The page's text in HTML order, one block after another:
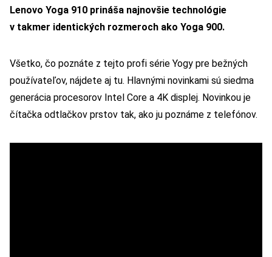
Lenovo Yoga 910 prináša najnovšie technológie
v takmer identických rozmeroch ako Yoga 900.
Všetko, čo poznáte z tejto profi série Yogy pre bežných
používateľov, nájdete aj tu. Hlavnými novinkami sú siedma
generácia procesorov Intel Core a 4K displej. Novinkou je
čítačka odtlačkov prstov tak, ako ju poznáme z telefónov.